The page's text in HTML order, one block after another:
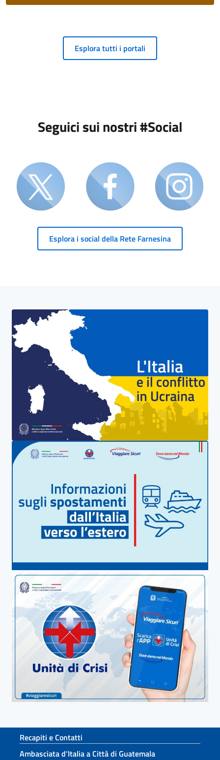
Esplora tutti i portali
Seguici sui nostri #Social
Esplora i social della Rete Farnesina
Blocco Banner
Sezione footer
Recapiti e Contatti
Ambasciata d’Italia a Città di Guatemala